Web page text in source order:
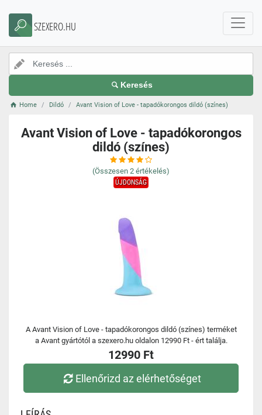
SZEXERO.HU
Keresés
Home Dildó Avant Vision of Love - tapadókorongos dildó (színes)
Avant Vision of Love - tapadókorongos
dildó (színes)
(Összesen 2 értékelés)
ÚJDONSÁG
A Avant Vision of Love - tapadókorongos dildó (színes) terméket
a Avant gyártótól a szexero.hu oldalon 12990 Ft - ért találja.
12990 Ft
Ellenőrizd az elérhetőséget